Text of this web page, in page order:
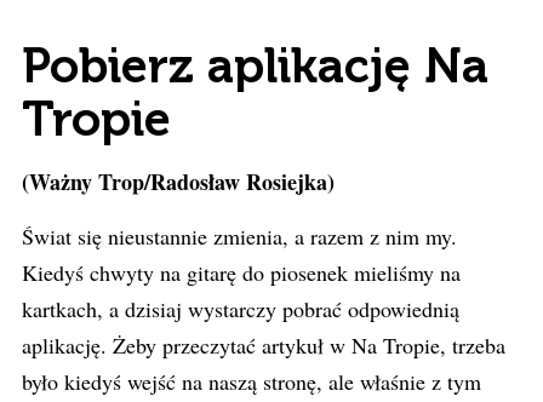
Pobierz aplikację Na
Tropie
(Ważny Trop/Radosław Rosiejka)
Świat się nieustannie zmienia, a razem z nim my.
Kiedyś chwyty na gitarę do piosenek mieliśmy na
kartkach, a dzisiaj wystarczy pobrać odpowiednią
aplikację. Żeby przeczytać artykuł w Na Tropie, trzeba
było kiedyś wejść na naszą stronę, ale właśnie z tym